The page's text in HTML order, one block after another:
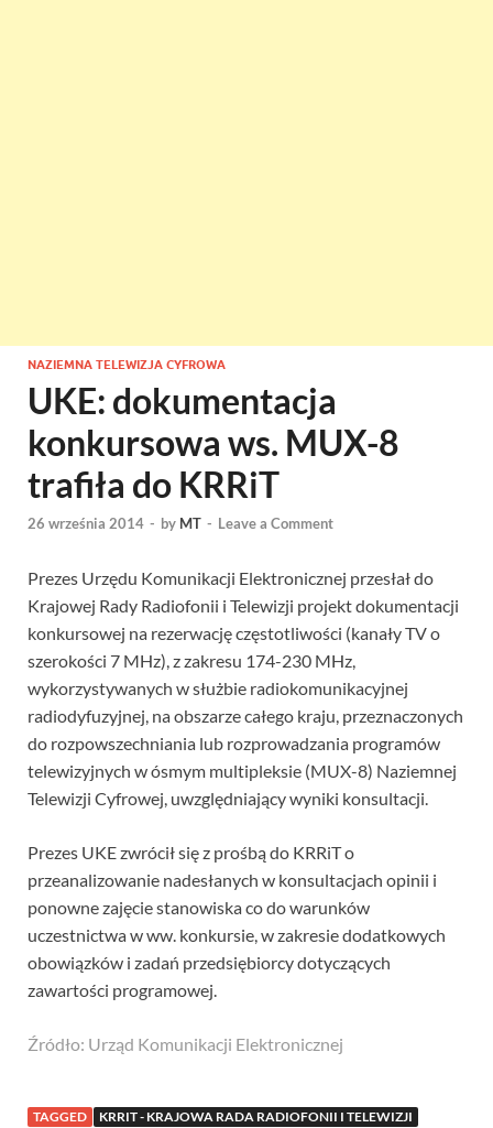
NAZIEMNA TELEWIZJA CYFROWA
UKE: dokumentacja
konkursowa ws. MUX-8
trafiła do KRRiT
26 września 2014 - by MT - Leave a Comment
Prezes Urzędu Komunikacji Elektronicznej przesłał do
Krajowej Rady Radiofonii i Telewizji projekt dokumentacji
konkursowej na rezerwację częstotliwości (kanały TV o
szerokości 7 MHz), z zakresu 174-230 MHz,
wykorzystywanych w służbie radiokomunikacyjnej
radiodyfuzyjnej, na obszarze całego kraju, przeznaczonych
do rozpowszechniania lub rozprowadzania programów
telewizyjnych w ósmym multipleksie (MUX-8) Naziemnej
Telewizji Cyfrowej, uwzględniający wyniki konsultacji.
Prezes UKE zwrócił się z prośbą do KRRiT o
przeanalizowanie nadesłanych w konsultacjach opinii i
ponowne zajęcie stanowiska co do warunków
uczestnictwa w ww. konkursie, w zakresie dodatkowych
obowiązków i zadań przedsiębiorcy dotyczących
zawartości programowej.
Źródło: Urząd Komunikacji Elektronicznej
TAGGED
KRRIT - KRAJOWA RADA RADIOFONII I TELEWIZJI